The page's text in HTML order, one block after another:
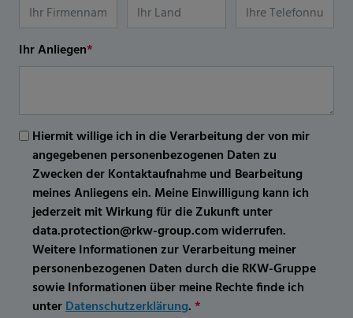
Ihr Anliegen*
Hiermit willige ich in die Verarbeitung der von mir
angegebenen personenbezogenen Daten zu
Zwecken der Kontaktaufnahme und Bearbeitung
meines Anliegens ein. Meine Einwilligung kann ich
jederzeit mit Wirkung für die Zukunft unter
data.protection@rkw-group.com widerrufen.
Weitere Informationen zur Verarbeitung meiner
personenbezogenen Daten durch die RKW-Gruppe
sowie Informationen über meine Rechte finde ich
unterDatenschutzerklärung.*